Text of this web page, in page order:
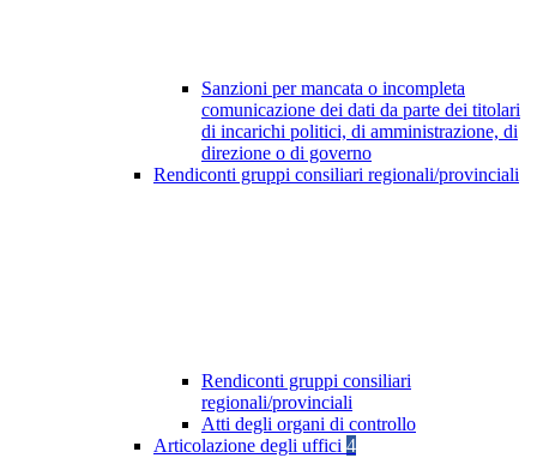
Sanzioni per mancata o incompleta
comunicazione dei dati da parte dei titolari
di incarichi politici, di amministrazione, di
direzione o di governo
Rendiconti gruppi consiliari regionali/provinciali
Rendiconti gruppi consiliari
regionali/provinciali
Atti degli organi di controllo
Articolazione degli uffici 4